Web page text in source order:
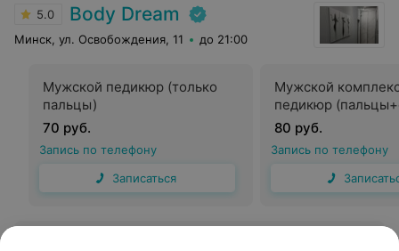
5.0 Body Dream
Минск, ул. Освобождения, 11 до 21:00
Мужской педикюр (только
пальцы)
70 руб.
Запись по телефону
Записаться
Мужской
педикюр
80 руб.
Запись по телефону